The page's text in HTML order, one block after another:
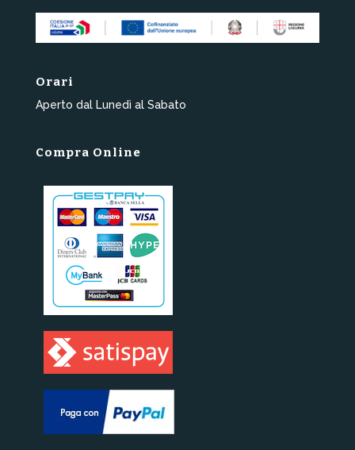
Orari
Aperto dal Lunedì al Sabato
Compra Online